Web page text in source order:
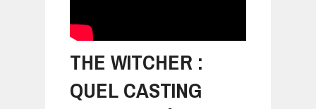
THE WITCHER :
QUEL CASTING